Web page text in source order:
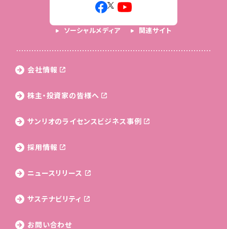
ソーシャルメディア 関連サイト
会社情報
株主・投資家の皆様へ
サンリオのライセンスビジネス事例
採用情報
ニュースリリース
サステナビリティ
お問い合わせ